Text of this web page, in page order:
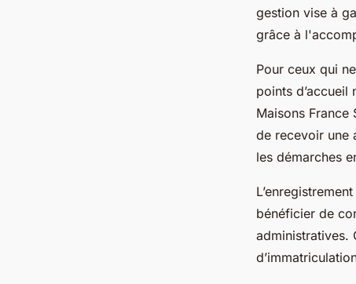
gestion vise à
grâce à
Pour ceux qui
points
Maisons
de recevoir une
les démarches
bénéficier de
administratives.